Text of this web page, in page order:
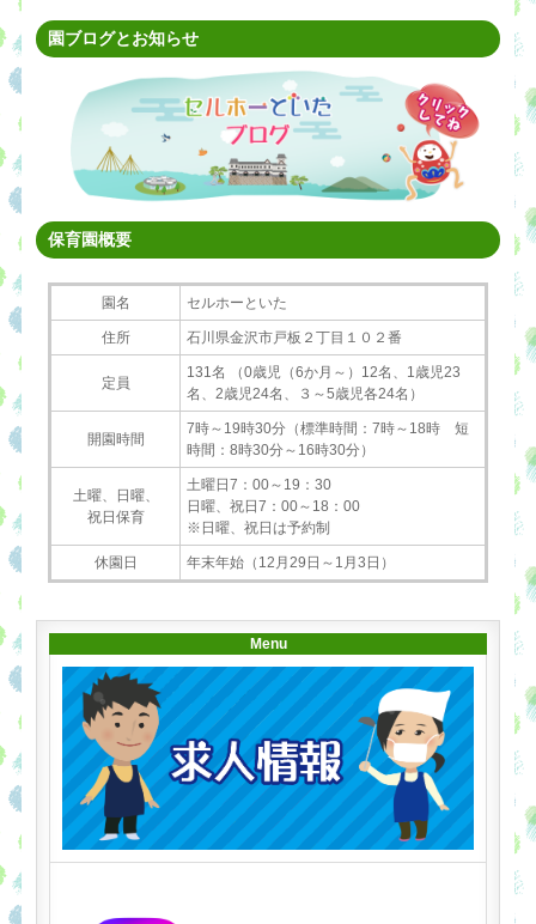
園ブログとお知らせ
保育園概要
園名 セルホーといた
住所 石川県金沢市戸板２丁目１０２番
定員
131名 （0歳児（6か月～）12名、1歳児23
名、2歳児24名、３～5歳児各24名）
開園時間
7時～19時30分（標準時間：7時～18時 短
時間：8時30分～16時30分）
土曜、日曜、
祝日保育
土曜日7：00～19：30
日曜、祝日7：00～18：00
※日曜、祝日は予約制
休園日 年末年始（12月29日～1月3日）
Menu